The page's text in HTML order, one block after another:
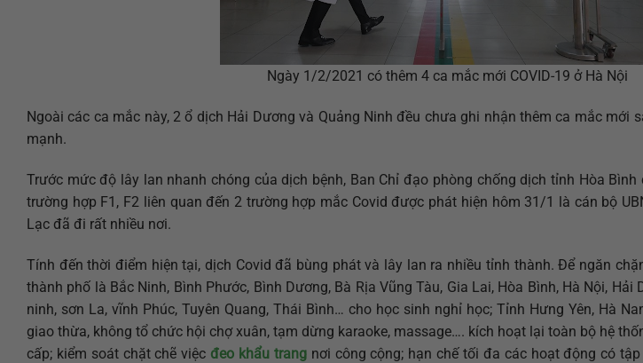
Ngày 1/2/2021 có thêm 4 ca mắc mới COVID-19 ở Hà Nội
Ngoài các ca mắc này, 2 ổ dịch Hải Dương và Quảng Ninh đều chưa ghi nhận thêm ca mắc mới
mạnh.
Trước mức độ lây lan nhanh chóng của dịch bệnh, Ban Chỉ đạo phòng chống dịch tỉnh Hòa
trường hợp F1, F2 liên quan đến 2 trường hợp mắc Covid được phát hiện hôm 31/1 là cán bộ
Lạc đã đi rất nhiều nơi.
Tính đến thời điểm hiện tại, dịch Covid đã bùng phát và lây lan ra nhiều tỉnh thành. Để ngăn
thành phố là Bắc Ninh, Bình Phước, Bình Dương, Bà Rịa Vũng Tàu, Gia Lai, Hòa Bình, Hà Nội, Hải
ninh, sơn La, vĩnh Phúc, Tuyên Quang, Thái Bình… cho học sinh nghỉ học; Tỉnh Hưng Yên, Hà
giao thừa, không tổ chức hội chợ xuân, tạm dừng karaoke, massage…. kích hoạt lại toàn bộ hệ
cấp; kiểm soát chặt chẽ việc đeo khẩu trangnơi công cộng; hạn chế tối đa các hoạt động có